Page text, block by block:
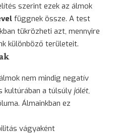
szerint ezek az álmok
függnek össze. A test
tükrözheti azt, mennyire
különböző területeit.
nem mindig negatív
kultúrában a túlsúly jólét,
Álmainkban ez
vágyaként